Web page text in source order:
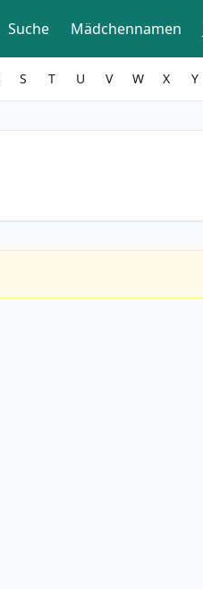
Suche Mädchennamen
S T U V W X Y